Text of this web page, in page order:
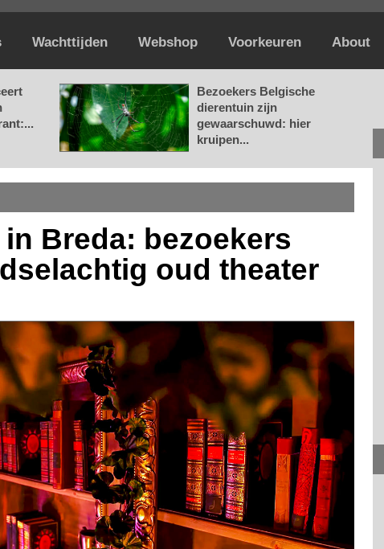
Wachttijden Webshop Voorkeuren About
Bezoekers Belgische
dierentuin zijn
gewaarschuwd: hier
kruipen...
Breda: bezoekers
oud theater